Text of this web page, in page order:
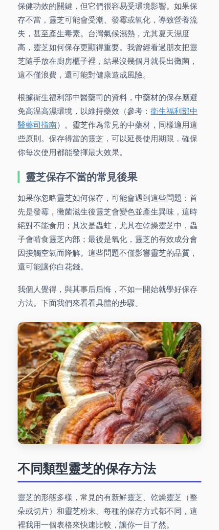
保健功效的關鍵，但它們很容易受環境影響。如果保
存不當，靈芝可能會受潮、發霉或氧化，導致營養流
失，甚至產生毒素。台灣氣候濕熱，尤其夏天濕度
高，靈芝如何保存更顯得重要。我曾經看過朋友把靈
芝隨手放在廚房櫃子裡，結果沒幾個月就長出黴菌，
這不僅浪費，還可能對健康造成風險。
根據衛生福利部中醫藥司的資料，中藥材的保存應避
免高温高濕環境，以維持藥效（參考： 衛生福利部中
醫藥司指南）。靈芝作為常見的中藥材，同樣適用這
些原則。保存得當的靈芝，可以延長使用期限，確保
你每次使用都能發揮最大效果。
靈芝保存不當的常見後果
如果你忽略靈芝如何保存，可能會遇到這些問題：首
先是發霉，黴菌滋生後靈芝會變色並產生異味，這時
絕對不能食用；其次是蟲蛀，尤其在乾燥靈芝中，蟲
子會啃食靈芝內部；最後是氧化，靈芝的有效成分會
因接觸空氣而降解。這些問題不僅影響靈芝的品質，
還可能讓你白花錢。
我個人覺得，與其事后后悔，不如一開始就學好保存
方法。下面我們來看看具體的步驟。
不同類型靈芝的保存方法
靈芝的形態多樣，常見的有新鮮靈芝、乾燥靈芝（整
朵或切片）和靈芝粉末。每種的保存方式都不同，這
裡我用一個表格來快速比較，讓你一目了然。